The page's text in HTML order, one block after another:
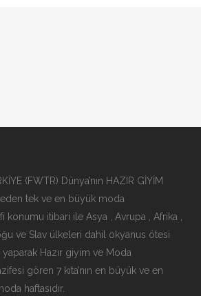
(FWTR) Dünya’nın HAZIR GİYİM
tek ve en büyük moda
konumu itibari ile Asya , Avrupa , Afrika ,
ve Slav ülkeleri dahil okyanus ötesi
Hazır giyim ve Moda
gören 7 kıta’nın en büyük ve en
haftasıdır.